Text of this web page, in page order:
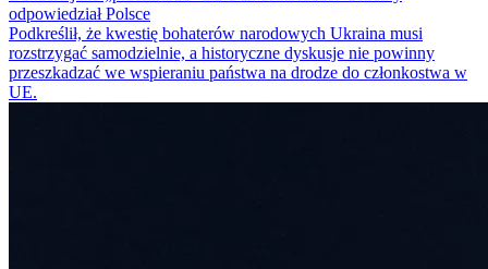
odpowiedział Polsce
Podkreślił, że kwestię bohaterów narodowych Ukraina musi
rozstrzygać samodzielnie, a historyczne dyskusje nie powinny
przeszkadzać we wspieraniu państwa na drodze do członkostwa w
UE.